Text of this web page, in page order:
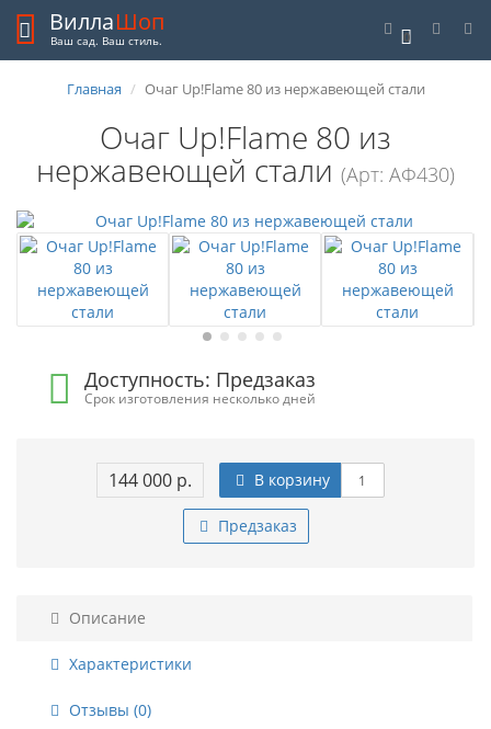
0
ВиллаШоп
Ваш сад. Ваш стиль.
Главная Очаг Up!Flame 80 из нержавеющей стали
Очаг Up!Flame 80 из
нержавеющей стали (Арт: АФ430)
Доступность: Предзаказ
Срок изготовления несколько дней
144 000 р. В корзину
Предзаказ
Описание
Характеристики
Отзывы (0)